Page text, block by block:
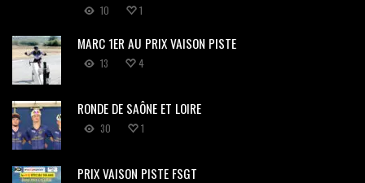
10 1
MARC 1ER AU PRIX VAISON PISTE
13 4
RONDE DE SAÔNE ET LOIRE
30 1
PRIX VAISON PISTE FSGT